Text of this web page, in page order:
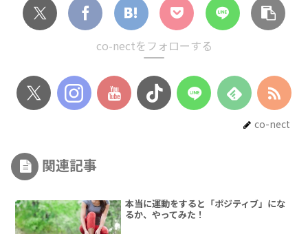
co-nectをフォローする
co-nect
関連記事
本当に運動をすると「ポジティブ」にな
るか、やってみた！